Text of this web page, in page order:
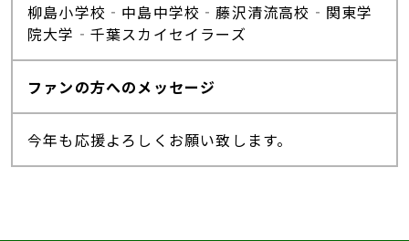
柳島小学校‐中島中学校‐藤沢清流高校‐関東学
院大学‐千葉スカイセイラーズ
ファンの方へのメッセージ
今年も応援よろしくお願い致します。